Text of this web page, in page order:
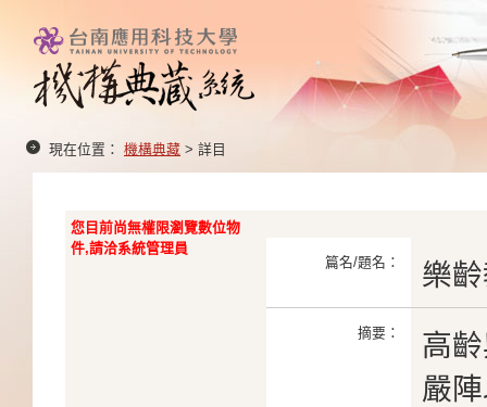
現在位置： 機構典藏 > 詳目
您目前尚無權限瀏覽數位物
件,請洽系統管理員
篇名/題名：
樂
摘要：
高
嚴